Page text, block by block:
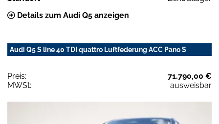
Details zum Audi Q5 anzeigen
Audi Q5 S line 40 TDI quattro Luftfederung ACC Pano S
Preis:
71.790,00 €
MWSt:
ausweisbar